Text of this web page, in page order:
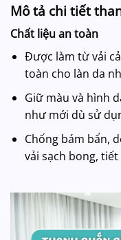
Mô tả chi tiết
Chất liệu an toàn
Được làm từ vải
toàn cho làn da
Giữ màu và hình
như mới dù sử
Chống bám bẩn,
vải sạch bong,